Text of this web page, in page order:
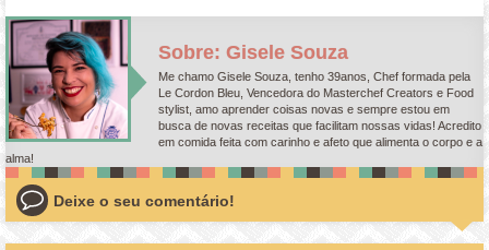
Sobre: Gisele Souza
Me chamo Gisele Souza, tenho 39anos, Chef formada pela
Le Cordon Bleu, Vencedora do Masterchef Creators e Food
stylist, amo aprender coisas novas e sempre estou em
busca de novas receitas que facilitam nossas vidas! Acredito
em comida feita com carinho e afeto que alimenta o corpo e a
alma!
Deixe o seu comentário!